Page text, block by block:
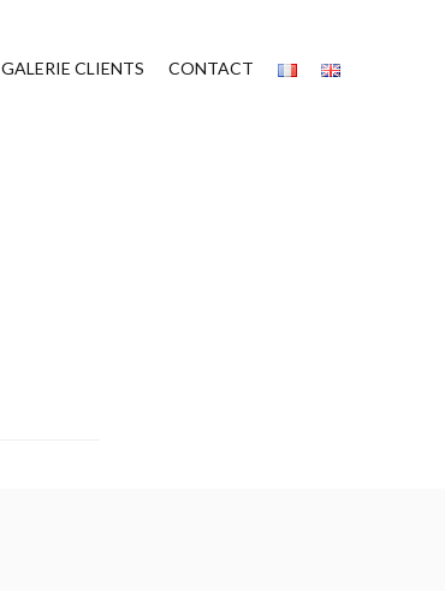
GALERIE CLIENTS CONTACT